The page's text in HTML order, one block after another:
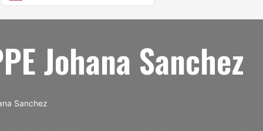
Johana Sanchez
Sanchez